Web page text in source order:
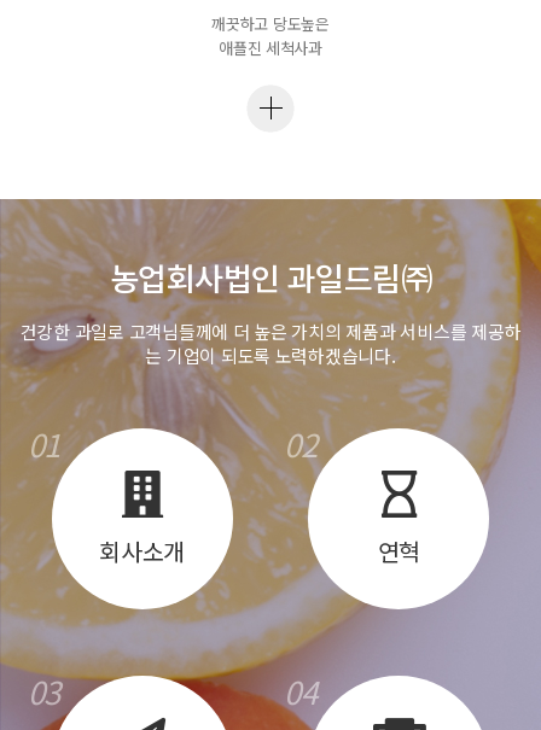
깨끗하고 당도높은
애플진 세척사과
농업회사법인 과일드림㈜
건강한 과일로 고객님들께에 더 높은 가치의 제품과 서비스를 제공하
는 기업이 되도록 노력하겠습니다.
01
회사소개
02
연혁
03 04